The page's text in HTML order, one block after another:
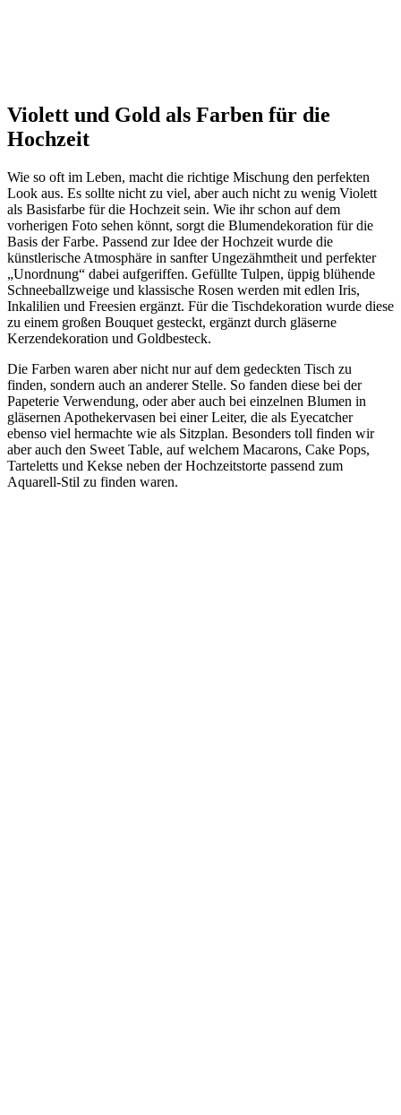
Violett und Gold als Farben für die
Hochzeit
Wie so oft im Leben, macht die richtige Mischung den perfekten
Look aus. Es sollte nicht zu viel, aber auch nicht zu wenig Violett
als Basisfarbe für die Hochzeit sein. Wie ihr schon auf dem
vorherigen Foto sehen könnt, sorgt die Blumendekoration für die
Basis der Farbe. Passend zur Idee der Hochzeit wurde die
künstlerische Atmosphäre in sanfter Ungezähmtheit und perfekter
„Unordnung“ dabei aufgeriffen. Gefüllte Tulpen, üppig blühende
Schneeballzweige und klassische Rosen werden mit edlen Iris,
Inkalilien und Freesien ergänzt. Für die Tischdekoration wurde diese
zu einem großen Bouquet gesteckt, ergänzt durch gläserne
Kerzendekoration und Goldbesteck.
Die Farben waren aber nicht nur auf dem gedeckten Tisch zu
finden, sondern auch an anderer Stelle. So fanden diese bei der
Papeterie Verwendung, oder aber auch bei einzelnen Blumen in
gläsernen Apothekervasen bei einer Leiter, die als Eyecatcher
ebenso viel hermachte wie als Sitzplan. Besonders toll finden wir
aber auch den Sweet Table, auf welchem Macarons, Cake Pops,
Tarteletts und Kekse neben der Hochzeitstorte passend zum
Aquarell-Stil zu finden waren.